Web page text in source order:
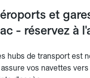
et
- réservez à
hubs de transport est
vos navettes